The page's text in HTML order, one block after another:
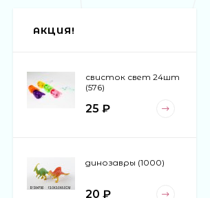
АКЦИЯ!
свисток свет 24шт
(576)
25 ₽
динозавры (1000)
20 ₽